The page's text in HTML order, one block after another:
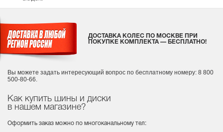
Как купить шины и диски
в нашем магазине?
Оформить заказ можно по многоканальному тел:
ДОСТАВКА КОЛЕС ПО МОСКВЕ ПРИ
ПОКУПКЕ КОМПЛЕКТА — БЕСПЛАТНО!
Вы можете задать интересующий вопрос по бесплатному номеру: 8 800
500-80-66.